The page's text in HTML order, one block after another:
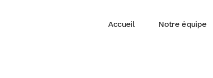
Accueil Notre équipe